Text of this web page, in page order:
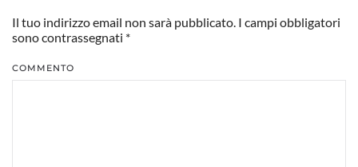
Il tuo indirizzo email non sarà pubblicato. I campi obbligatori
sono contrassegnati *
COMMENTO